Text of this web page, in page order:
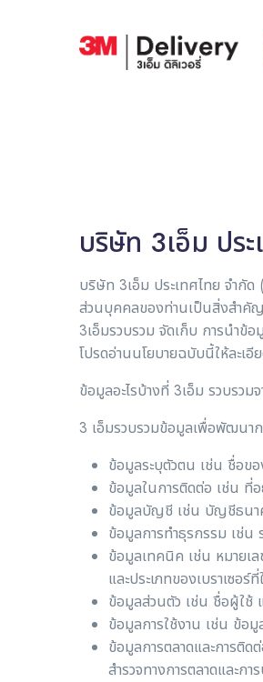
บริษัท 3เอ็ม ปร
บริษัท 3เอ็ม ประเทศไทย จำกัด
ส่วนบุคคลของท่านเป็นสิ่งสำคัญ
3เอ็มรวบรวม จัดเก็บ การนำข้
โปรดอ่านนโยบายฉบับนี้ให้ละเอี
ข้อมูลอะไรบ้างที่ 3เอ็ม รวบรวม
3 เอ็มรวบรวมข้อมูลเพื่อพัฒนา
ข้อมูลระบุตัวตน เช่น ชื่อข
ข้อมูลในการติดต่อ เช่น ที่
ข้อมูลบัญชี เช่น บัญชีธนาคา
ข้อมูลการทำธุรกรรม เช่น
ข้อมูลเทคนิค เช่น หมายเล
และประเภทของเบราเซอ
ข้อมูลส่วนตัว เช่น ชื่อผู้ใช้
ข้อมูลการใช้งาน เช่น ข้อมู
ข้อมูลการตลาดและการติ
สำรวจทางการตลาดและก